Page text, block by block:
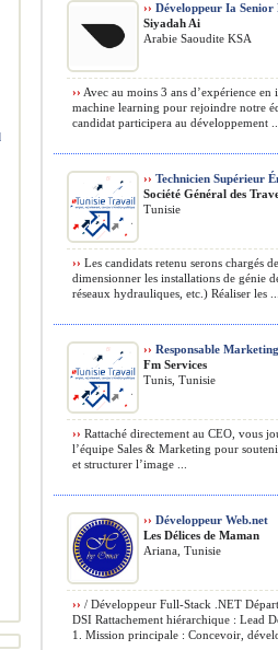
›› Développeur Ia
Siyadah Ai
Arabie Saoudite KSA
›› Avec au moins 3 ans d’expérience
machine learning pour rejoindre notre
candidat participera au développement ...
›› Technicien Supérieur
Société Général des
Tunisie
›› Les candidats retenu serons chargés
dimensionner les installations de génie
réseaux hydrauliques, etc.) Réaliser les ...
›› Responsable
Fm Services
Tunis, Tunisie
›› Rattaché directement au CEO, vous
l’équipe Sales & Marketing pour
et structurer l’image ...
›› Développeur Web.net
Les Délices de Maman
Ariana, Tunisie
›› / Développeur Full-Stack .NET
DSI Rattachement hiérarchique : Lead
1. Mission principale : Concevoir,